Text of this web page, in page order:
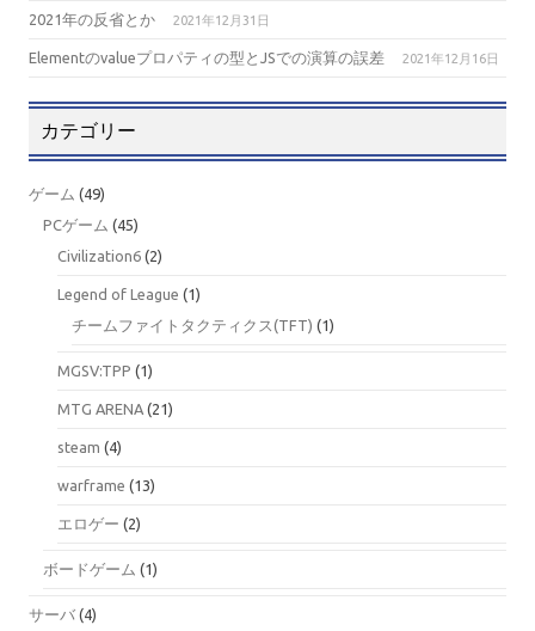
2021年の反省とか 2021年12月31日
Elementのvalueプロパティの型とJSでの演算の誤差 2021年12月16日
カテゴリー
ゲーム (49)
PCゲーム (45)
Civilization6 (2)
Legend of League (1)
チームファイトタクティクス(TFT) (1)
MGSV:TPP (1)
MTG ARENA (21)
steam (4)
warframe (13)
エロゲー (2)
ボードゲーム (1)
サーバ (4)